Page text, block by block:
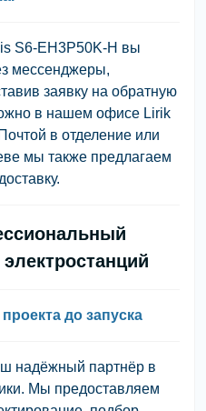
S6-EH3P50K-H вы
мессенджеры,
заявку на обратную
в нашем офисе Lirik
в отделение или
мы также предлагаем
до запуска
надёжный партнёр в
Мы предоставляем